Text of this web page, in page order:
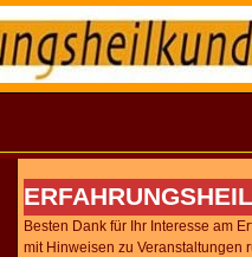
Besten Dank für Ihr Interesse am
mit Hinweisen zu